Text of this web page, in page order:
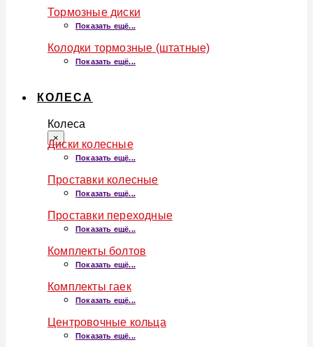
Тормозные диски
Показать ещё...
Колодки тормозные (штатные)
Показать ещё...
КОЛЕСА
Колеса
×
Диски колесные
Показать ещё...
Проставки колесные
Показать ещё...
Проставки переходные
Показать ещё...
Комплекты болтов
Показать ещё...
Комплекты гаек
Показать ещё...
Центровочные кольца
Показать ещё...